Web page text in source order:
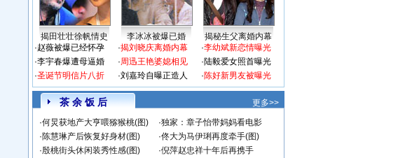
揭田壮壮徐帆情史 李冰冰被爆已婚
揭秘生父离婚内幕
·赵薇被爆已经怀孕
·李宇春爆遭母逼婚
·圣诞节明信片八折
·揭刘晓庆离婚内幕
·周迅王艳婆媳相见
·刘嘉玲自曝正造人
·李幼斌新恋情曝光
·陆毅爱女照首曝光
·陈好新男友被曝光
茶 余 饭 后
更多>>
·何炅获地产大亨喂猕猴桃(图) ·独家：章子怡带妈妈看电影
·陈慧琳产后恢复好身材(图) ·佟大为马伊琍再度牵手(图)
·殷桃街头休闲装秀性感(图) ·倪萍赵忠祥十年后再携手